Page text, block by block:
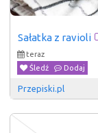
Sałatka z ravioli
teraz
Śledź
Dodaj
Przepiski.pl